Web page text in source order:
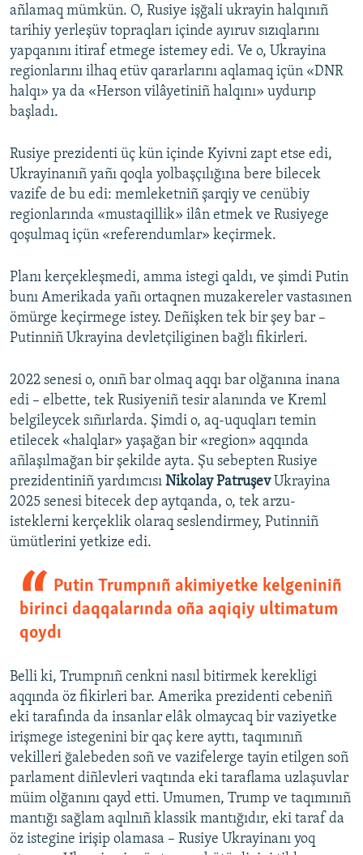
añlamaq mümkün. O, Rusiye işğali ukrayin halqınıñ
tarihiy yerleşüv topraqları içinde ayıruv sızıqlarını
yapqanını itiraf etmege istemey edi. Ve o, Ukrayina
regionlarını ilhaq etüv qararlarını aqlamaq içün «DNR
halqı» ya da «Herson vilâyetiniñ halqını» uydurıp
başladı.
Rusiye prezidenti üç kün içinde Kyivni zapt etse edi,
Ukrayinanıñ yañı qoqla yolbaşçılığına bere bilecek
vazife de bu edi: memleketniñ şarqiy ve cenübiy
regionlarında «mustaqillik» ilân etmek ve Rusiyege
qoşulmaq içün «referendumlar» keçirmek.
Planı kerçekleşmedi, amma istegi qaldı, ve şimdi Putin
bunı Amerikada yañı ortaqnen muzakereler vastasınen
ömürge keçirmege istey. Deñişken tek bir şey bar –
Putinniñ Ukrayina devletçiliginen bağlı fikirleri.
2022 senesi o, onıñ bar olmaq aqqı bar olğanına inana
edi – elbette, tek Rusiyeniñ tesir alanında ve Kreml
belgileycek sıñırlarda. Şimdi o, aq-uquqları temin
etilecek «halqlar» yaşağan bir «region» aqqında
añlaşılmağan bir şekilde ayta. Şu sebepten Rusiye
prezidentiniñ yardımcısı Nikolay PatruşevUkrayina
2025 senesi bitecek dep aytqanda, o, tek arzu-
isteklerni kerçeklik olaraq seslendirmey, Putinniñ
ümütlerini yetkize edi.
Putin Trumpnıñ akimiyetke kelgeniniñ
birinci daqqalarında oña aqiqiy ultimatum
qoydı
Belli ki, Trumpnıñ cenkni nasıl bitirmek kerekligi
aqqında öz fikirleri bar. Amerika prezidenti cebeniñ
eki tarafında da insanlar elâk olmaycaq bir vaziyetke
irişmege istegenini bir qaç kere ayttı, taqımınıñ
vekilleri ğalebeden soñ ve vazifelerge tayin etilgen soñ
parlament diñlevleri vaqtında eki taraflama uzlaşuvlar
müim olğanını qayd etti. Umumen, Trump ve taqımınıñ
mantığı sağlam aqılnıñ klassik mantığıdır, eki taraf da
öz istegine irişip olamasa – Rusiye Ukrayinanı yoq